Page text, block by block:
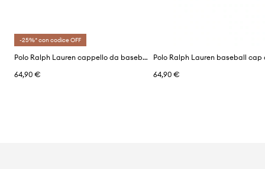
-25%* con codice OFF
Polo Ralph Lauren cappello da baseball da donna in cotone
64,90 €
64,90 €